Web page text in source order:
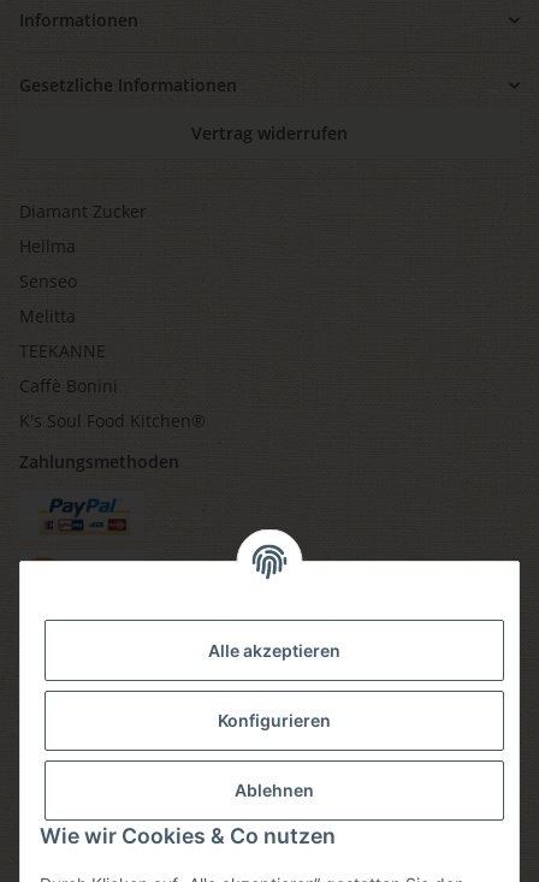
Alle akzeptieren
Konfigurieren
Ablehnen
Wie wir Cookies & Co nutzen
Informationen
Gesetzliche Informationen
Vertrag widerrufen
Diamant Zucker
Hellma
Senseo
Melitta
TEEKANNE
Caffè Bonini
K's Soul Food Kitchen®
Zahlungsmethoden
Versandmethoden